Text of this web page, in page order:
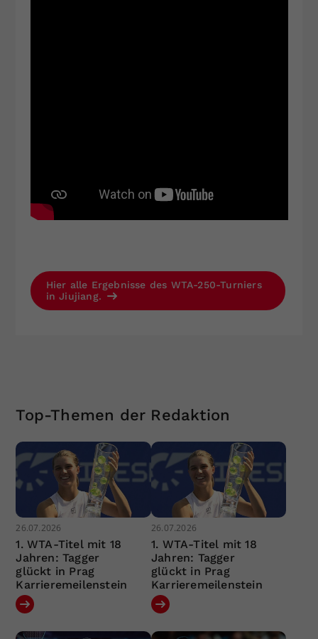
Hier alle Ergebnisse des WTA-250-Turniers
in Jiujiang.
Top-Themen der Redaktion
26.07.2026
1. WTA-Titel mit 18
Jahren: Tagger
glückt in Prag
Karrieremeilenstein
26.07.2026
1. WTA-Titel mit 18
Jahren: Tagger
glückt in Prag
Karrieremeilenstein